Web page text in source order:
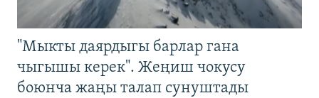
"Мыкты даярдыгы барлар гана
чыгышы керек". Жеңиш чокусу
боюнча жаңы талап сунуштады